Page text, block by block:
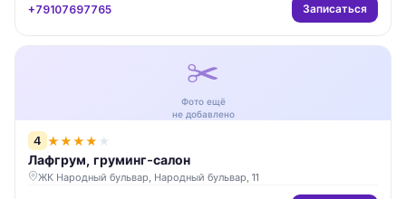
+79107697765 Записаться
✂️
Фото ещё
не добавлено
4 ★★★★ ★
Лафгрум, груминг-салон
ЖК Народный бульвар, Народный бульвар, 11